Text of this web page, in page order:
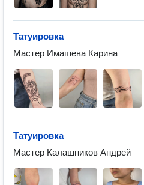
Татуировка
Татуировка